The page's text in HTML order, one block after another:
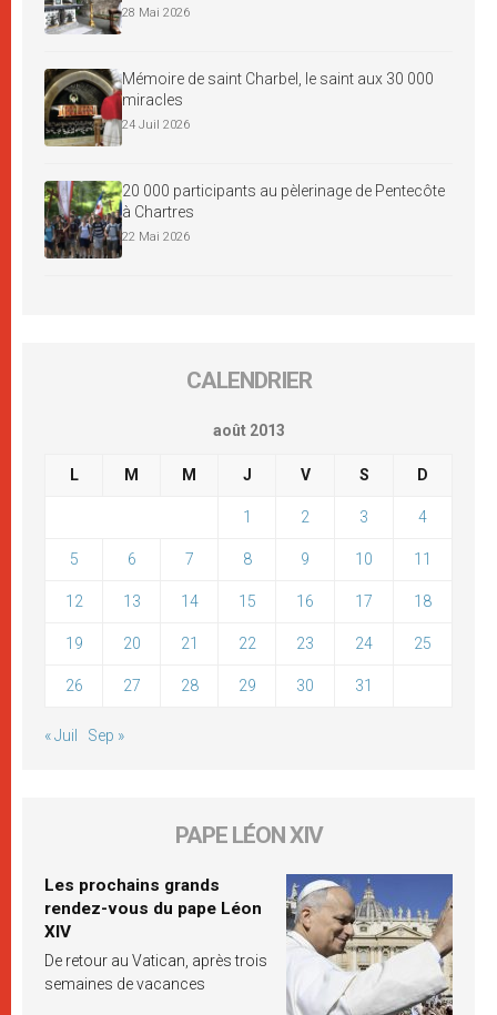
28 Mai 2026
Mémoire de saint Charbel, le saint aux 30 000
miracles
24 Juil 2026
20 000 participants au pèlerinage de Pentecôte
à Chartres
22 Mai 2026
CALENDRIER
août 2013
L M M J V S D
1 2 3 4
5 6 7 8 9 10 11
12 13 14 15 16 17 18
19 20 21 22 23 24 25
26 27 28 29 30 31
« Juil Sep »
PAPE LÉON XIV
Les prochains grands
rendez-vous du pape Léon
XIV
De retour au Vatican, après trois
semaines de vacances